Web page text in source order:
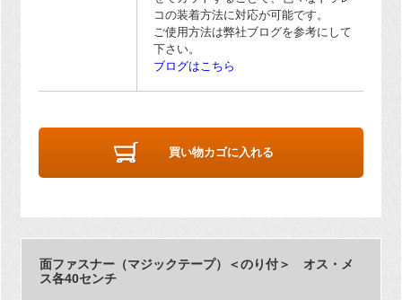
コの装着方法に対応が可能です。
ご使用方法は弊社ブログを参考にして
下さい。
ブログはこちら
買い物カゴに入れる
面ファスナー（マジックテープ）＜のり付＞ オス・メ
ス各40センチ